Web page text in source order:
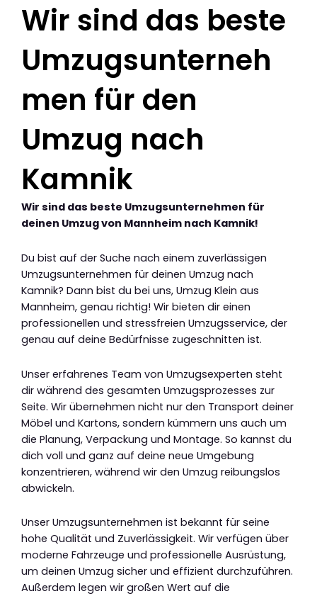
Wir sind das beste
Umzugsunterneh
men für den
Umzug nach
Kamnik
Wir sind das beste Umzugsunternehmen für
deinen Umzug von Mannheim nach Kamnik!
Du bist auf der Suche nach einem zuverlässigen
Umzugsunternehmen für deinen Umzug nach
Kamnik? Dann bist du bei uns, Umzug Klein aus
Mannheim, genau richtig! Wir bieten dir einen
professionellen und stressfreien Umzugsservice, der
genau auf deine Bedürfnisse zugeschnitten ist.
Unser erfahrenes Team von Umzugsexperten steht
dir während des gesamten Umzugsprozesses zur
Seite. Wir übernehmen nicht nur den Transport deiner
Möbel und Kartons, sondern kümmern uns auch um
die Planung, Verpackung und Montage. So kannst du
dich voll und ganz auf deine neue Umgebung
konzentrieren, während wir den Umzug reibungslos
abwickeln.
Unser Umzugsunternehmen ist bekannt für seine
hohe Qualität und Zuverlässigkeit. Wir verfügen über
moderne Fahrzeuge und professionelle Ausrüstung,
um deinen Umzug sicher und effizient durchzuführen.
Außerdem legen wir großen Wert auf die